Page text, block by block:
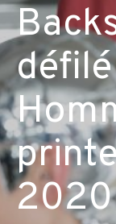
2020